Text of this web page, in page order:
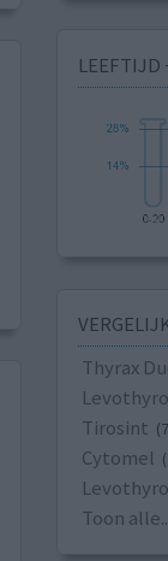
LEEFTIJD
Thyrax
Tirosint
Cytomel
Toon